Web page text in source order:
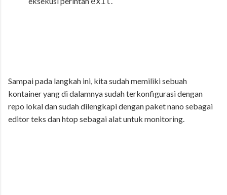
Sampai pada langkah ini, kita sudah memiliki sebuah
kontainer yang di dalamnya sudah terkonfigurasi dengan
repo lokal dan sudah dilengkapi dengan paket nano sebagai
editor teks dan htop sebagai alat untuk monitoring.